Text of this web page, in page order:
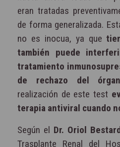
eran tratadas
de forma generalizada.
no es inocua, ya que
también puede
tratamiento
de rechazo del
realización de este test
terapia antiviral cuando
Según el Dr. Oriol
Trasplante Renal del